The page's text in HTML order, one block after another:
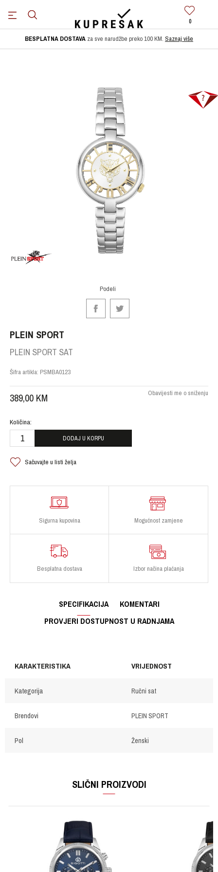
0
BESPLATNA DOSTAVA za sve narudžbe preko 100 KM. Saznaj više
Podeli
PLEIN SPORT
PLEIN SPORT SAT
Šifra artikla: PSMBA0123
389,00 KM Obavijesti me o sniženju
Količina:
DODAJ U KORPU
Sačuvajte u listi želja
Sigurna kupovina Mogućnost zamjene
Besplatna dostava Izbor načina plaćanja
SPECIFIKACIJA
KOMENTARI
PROVJERI DOSTUPNOST U RADNJAMA
KARAKTERISTIKA VRIJEDNOST
Kategorija Ručni sat
Brendovi PLEIN SPORT
Pol Ženski
SLIČNI PROIZVODI